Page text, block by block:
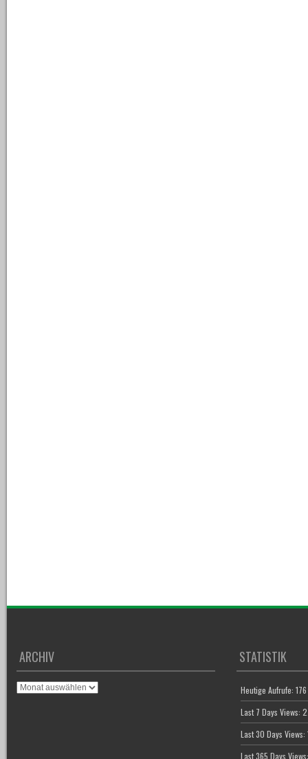
ARCHIV
Archiv
STATISTIK
Heutige Aufrufe:176
Last 7 Days Views:
Last 30 Days Views:
Last 365 Days